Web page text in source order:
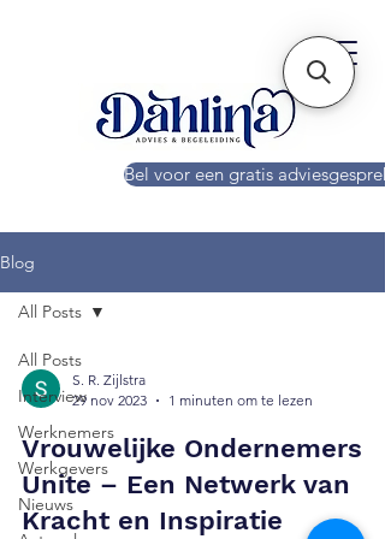
Bel voor een gratis
Blog
All Posts
Interview
Werknemers
Werkgevers
Nieuws
All Posts
S. R. Zijlstra
29 nov 2023
1 minuten om te lezen
Vrouwelijke Ondernemers
Unite – Een Netwerk van
Kracht en Inspiratie